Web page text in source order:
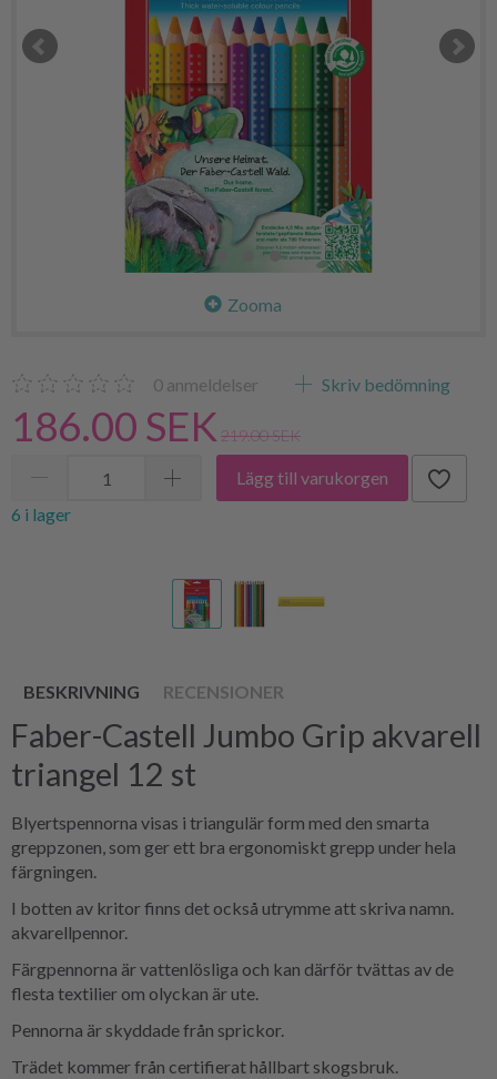
Zooma
0 anmeldelser Skriv bedömning
186.00 SEK 219.00 SEK
Lägg till varukorgen
6 i lager
BESKRIVNING RECENSIONER
Faber-Castell Jumbo Grip akvarell
triangel 12 st
Blyertspennorna visas i triangulär form med den smarta
greppzonen, som ger ett bra ergonomiskt grepp under hela
färgningen.
I botten av kritor finns det också utrymme att skriva namn.
akvarellpennor.
Färgpennorna är vattenlösliga och kan därför tvättas av de
flesta textilier om olyckan är ute.
Pennorna är skyddade från sprickor.
Trädet kommer från certifierat hållbart skogsbruk.